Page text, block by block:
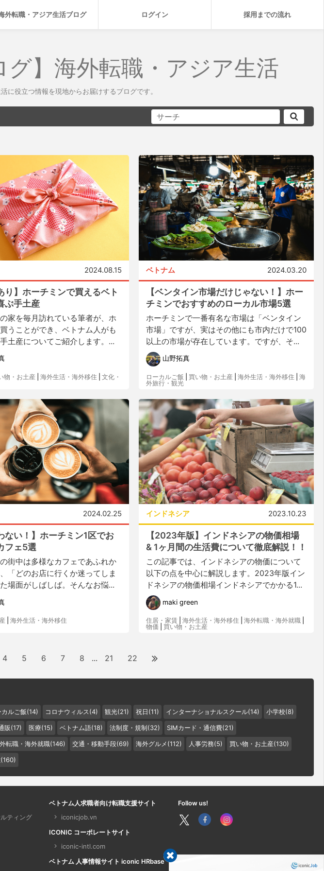
外転職・アジア生活ブログ ログイン 採用までの流れ
グ】海外転職・アジア生活
に役立つ情報を現地からお届けするブログです。
2024.08.15
り】ホーチミンで買えるベト
ぶ手土産
家を毎月訪れている筆者が、ホ
うことができ、ベトナム人がも
土産についてご紹介します。...
物・お土産 海外生活・海外移住
文化・
ベトナム 2024.03.20
【ベンタイン市場だけじゃない！】ホー
チミンでおすすめのローカル市場5選
ホーチミンで一番有名な市場は「ベンタイン
市場」ですが、実はその他にも市内だけで100
以上の市場が存在しています。ですが、そ...
山野拓真
ローカルご飯 買い物・お土産 海外生活・海外移住
海
外旅行・観光
2024.02.25
ない！】ホーチミン1区でお
フェ5選
街中は多様なカフェであふれか
「どのお店に行くか迷ってしま
場面がしばしば。そんなお悩...
海外生活・海外移住
インドネシア 2023.10.23
【2023年版】インドネシアの物価相場
& 1ヶ月間の生活費について徹底解説！！
この記事では、インドネシアの物価について
以下の点を中心に解説します。2023年版イン
ドネシアの物価相場インドネシアでかかる1...
maki green
住居・家賃 海外生活・海外移住 海外転職・海外就職
物価
買い物・お土産
4 5 6 7 8 21 22
カルご飯(14) コロナウィルス(4) 観光(21) 祝日(11) インターナショナルスクール(14) 小学校(8)
販(17) 医療(15) ベトナム語(18) 法制度・規制(32) SIMカード・通信費(21)
転職・海外就職(146) 交通・移動手段(69) 海外グルメ(112) 人事労務(5) 買い物・お土産(130)
ティング
ベトナム人求職者向け転職支援サイト
iconicjob.vn
ICONIC コーポレートサイト
iconic-intl.com
ベトナム 人事情報サイト iconic HRbase
Follow us!